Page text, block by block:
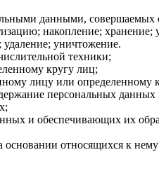
данными, совершаемых
накопление;
удаление; уничтожение.
техники;
кругу лиц;
лицу или определенному
персональных
и обеспечивающих их
основании относящихся к